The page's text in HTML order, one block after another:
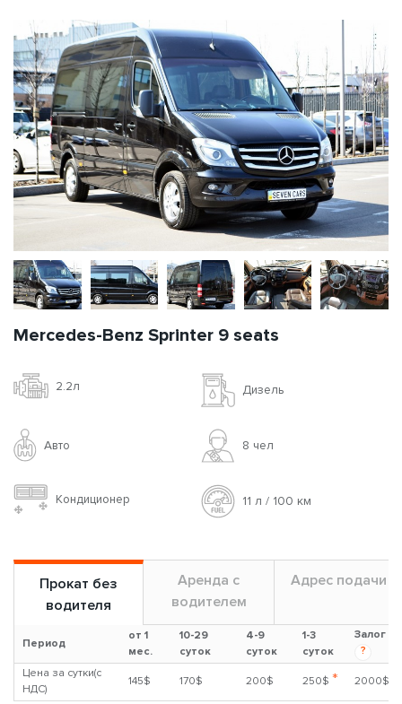
Mercedes-Benz Sprinter 9 seats
2.2л Дизель
Авто 8 чел
Кондиционер 11 л / 100 км
Прокат без
водителя
Аренда с
водителем
Адрес подачи
Период
от 1
мес.
10-29
суток
4-9
суток
1-3
суток
Залог
?
Цена за сутки(с
НДС)
145$ 170$ 200$ 250$ * 2000$